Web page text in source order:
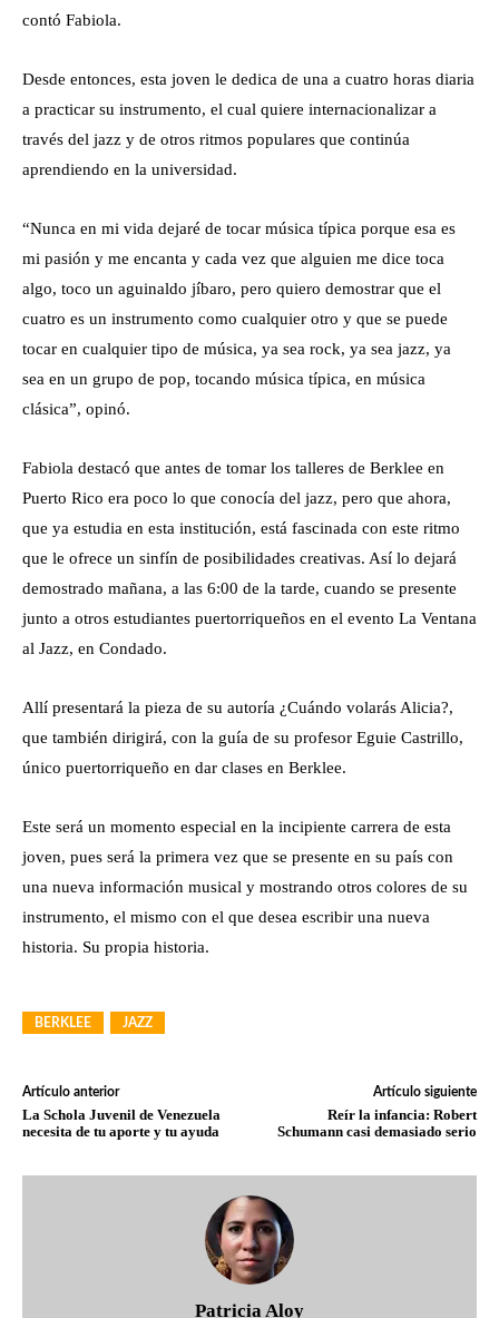
contó Fabiola.
Desde entonces, esta joven le dedica de una a cuatro horas diaria
a practicar su instrumento, el cual quiere internacionalizar a
través del jazz y de otros ritmos populares que continúa
aprendiendo en la universidad.
“Nunca en mi vida dejaré de tocar música típica porque esa es
mi pasión y me encanta y cada vez que alguien me dice toca
algo, toco un aguinaldo jíbaro, pero quiero demostrar que el
cuatro es un instrumento como cualquier otro y que se puede
tocar en cualquier tipo de música, ya sea rock, ya sea jazz, ya
sea en un grupo de pop, tocando música típica, en música
clásica”, opinó.
Fabiola destacó que antes de tomar los talleres de Berklee en
Puerto Rico era poco lo que conocía del jazz, pero que ahora,
que ya estudia en esta institución, está fascinada con este ritmo
que le ofrece un sinfín de posibilidades creativas. Así lo dejará
demostrado mañana, a las 6:00 de la tarde, cuando se presente
junto a otros estudiantes puertorriqueños en el evento La Ventana
al Jazz, en Condado.
Allí presentará la pieza de su autoría ¿Cuándo volarás Alicia?,
que también dirigirá, con la guía de su profesor Eguie Castrillo,
único puertorriqueño en dar clases en Berklee.
Este será un momento especial en la incipiente carrera de esta
joven, pues será la primera vez que se presente en su país con
una nueva información musical y mostrando otros colores de su
instrumento, el mismo con el que desea escribir una nueva
historia. Su propia historia.
BERKLEE JAZZ
Artículo anterior
La Schola Juvenil de Venezuela
necesita de tu aporte y tu ayuda
Artículo siguiente
Reír la infancia: Robert
Schumann casi demasiado serio
Patricia Aloy